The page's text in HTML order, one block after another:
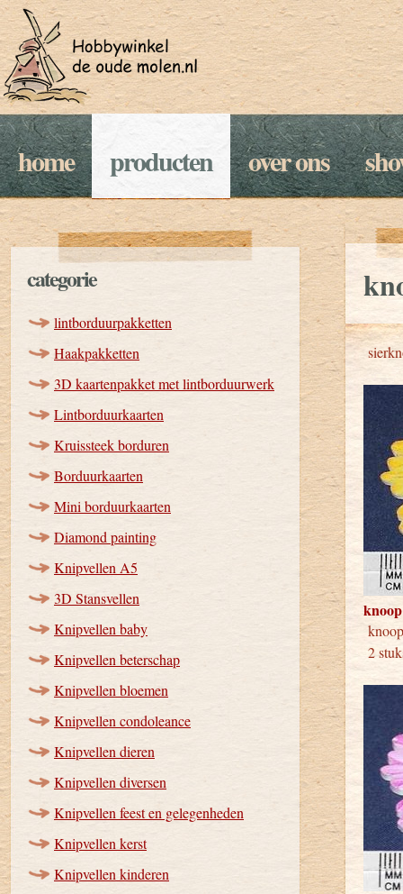
home producten over ons
categorie
lintborduurpakketten
Haakpakketten
3D kaartenpakket met lintborduurwerk
Lintborduurkaarten
Kruissteek borduren
Borduurkaarten
Mini borduurkaarten
Diamond painting
Knipvellen A5
3D Stansvellen
Knipvellen baby
Knipvellen beterschap
Knipvellen bloemen
Knipvellen condoleance
Knipvellen dieren
Knipvellen diversen
Knipvellen feest en gelegenheden
Knipvellen kerst
Knipvellen kinderen
2